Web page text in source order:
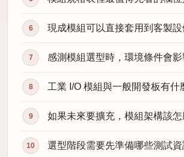
現成模組可以直接套用到客製
感測模組選型時，環境條件會
工業 I/O 模組與一般開發板有什
如果未來要擴充，模組架構該怎
選型階段需要先準備哪些測試資